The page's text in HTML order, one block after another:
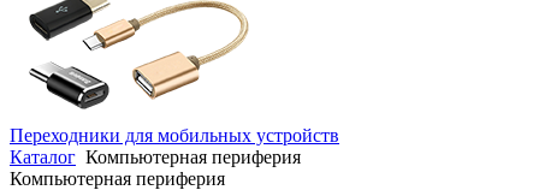
Переходники для мобильных устройств
Каталог Компьютерная периферия
Компьютерная периферия